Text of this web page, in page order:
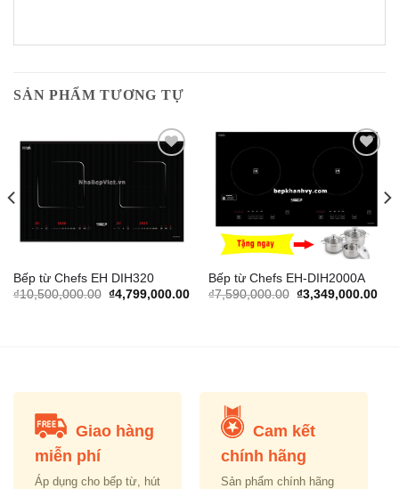
SẢN PHẨM TƯƠNG TỰ
Add to
Bếp từ Chefs EH DIH320
₫10,500,000.00 Original
₫4,799,000.00Current
Wishlist
Bếp từ Chefs EH-DIH2000A
₫7,590,000.00 Original
₫3,349,000.00
Giao hàng
miễn phí
Áp dụng cho bếp từ, hút
Cam kết
chính hãng
Sản phẩm chính hãng